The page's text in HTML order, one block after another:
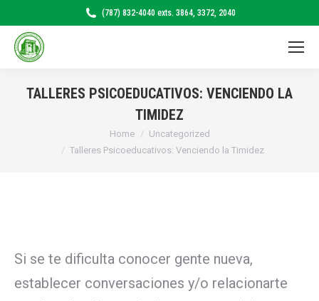
(787) 832-4040 exts. 3864, 3372, 2040
TALLERES PSICOEDUCATIVOS: VENCIENDO LA
TIMIDEZ
Home
Uncategorized
Talleres Psicoeducativos: Venciendo la Timidez
Si se te dificulta conocer gente nueva,
establecer conversaciones y/o relacionarte